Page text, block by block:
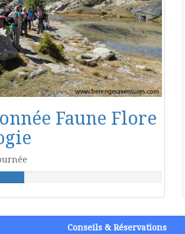
Faune Flore
Conseils & Réservations